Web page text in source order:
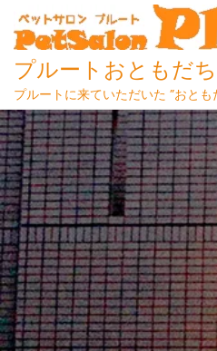
Skip
to
content
プルートおともだち
プルートに来ていただいた ”おとも